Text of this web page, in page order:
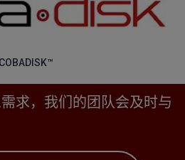
COBADISK™
求，我们的团队会及时与